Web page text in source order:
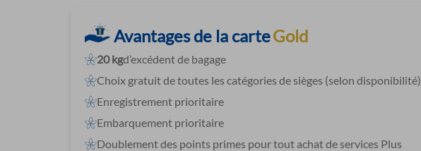
Avantages de la carteGold
20 kgd’excédent de bagage
Choix gratuit de toutes les catégories de sièges (selon disponibilité)
Enregistrement prioritaire
Embarquement prioritaire
Doublement des points primes pour tout achat de services Plus